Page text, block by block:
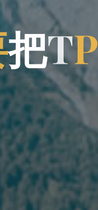
把TP